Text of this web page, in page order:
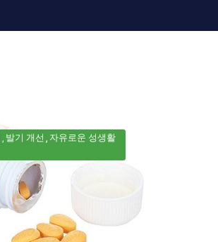
발기 개선
자유로운 성생활